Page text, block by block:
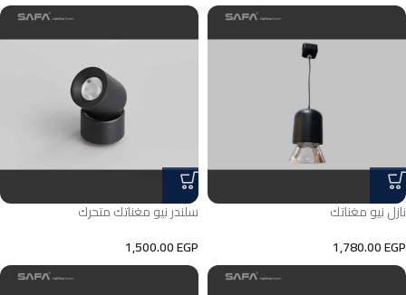
نازل نيو مغناتك
1,780.00EGP
سلندر نيو مغناتك متحرك
1,500.00EGP